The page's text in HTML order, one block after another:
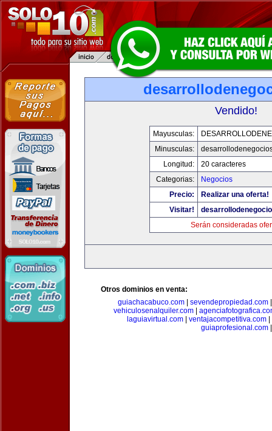
Vendido!
Mayusculas:
Minusculas:
Longitud:
20 caracteres
Categorias:
Negocios
Precio:
Realizar una oferta!
Visitar!
Serán consideradas
Otros dominios en venta:
guiachacabuco.com| sevendepropiedad.com
vehiculosenalquiler.com
laguiavirtual.com
ventajacompetitiva.com
guiaprofesional.com|